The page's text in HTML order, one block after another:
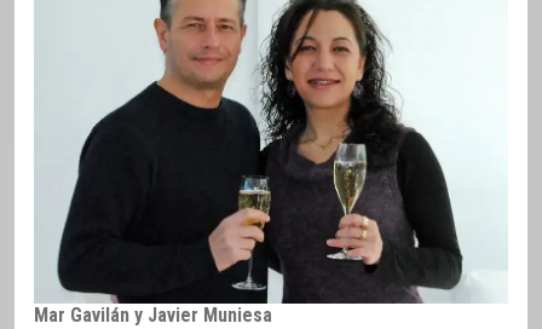
Mar Gavilán y Javier Muniesa